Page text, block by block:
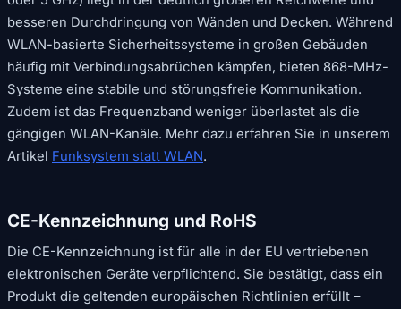
besseren Durchdringung von Wänden und Decken. Während
WLAN-basierte Sicherheitssysteme in großen Gebäuden
häufig mit Verbindungsabrüchen kämpfen, bieten 868-MHz-
Systeme eine stabile und störungsfreie Kommunikation.
Zudem ist das Frequenzband weniger überlastet als die
gängigen WLAN-Kanäle. Mehr dazu erfahren Sie in unserem
Artikel Funksystem statt WLAN.
CE-Kennzeichnung und RoHS
Die CE-Kennzeichnung ist für alle in der EU vertriebenen
elektronischen Geräte verpflichtend. Sie bestätigt, dass ein
Produkt die geltenden europäischen Richtlinien erfüllt –